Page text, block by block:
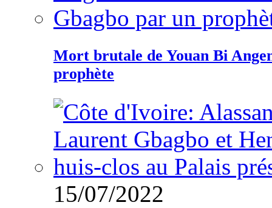
Mort brutale de Youan Bi
prophète
15/07/2022